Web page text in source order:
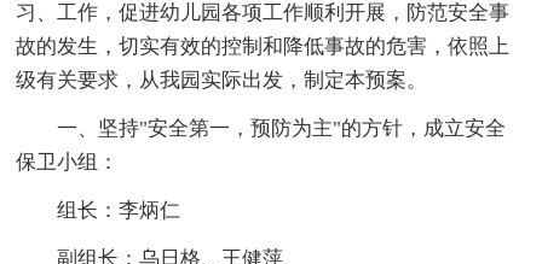
习、工作，促进幼儿园各项工作顺利开展，防范安全事
故的发生，切实有效的控制和降低事故的危害，依照上
级有关要求，从我园实际出发，制定本预案。
一、坚持"安全第一，预防为主"的方针，成立安全
保卫小组：
组长：李炳仁
副组长：乌日格、王健萍